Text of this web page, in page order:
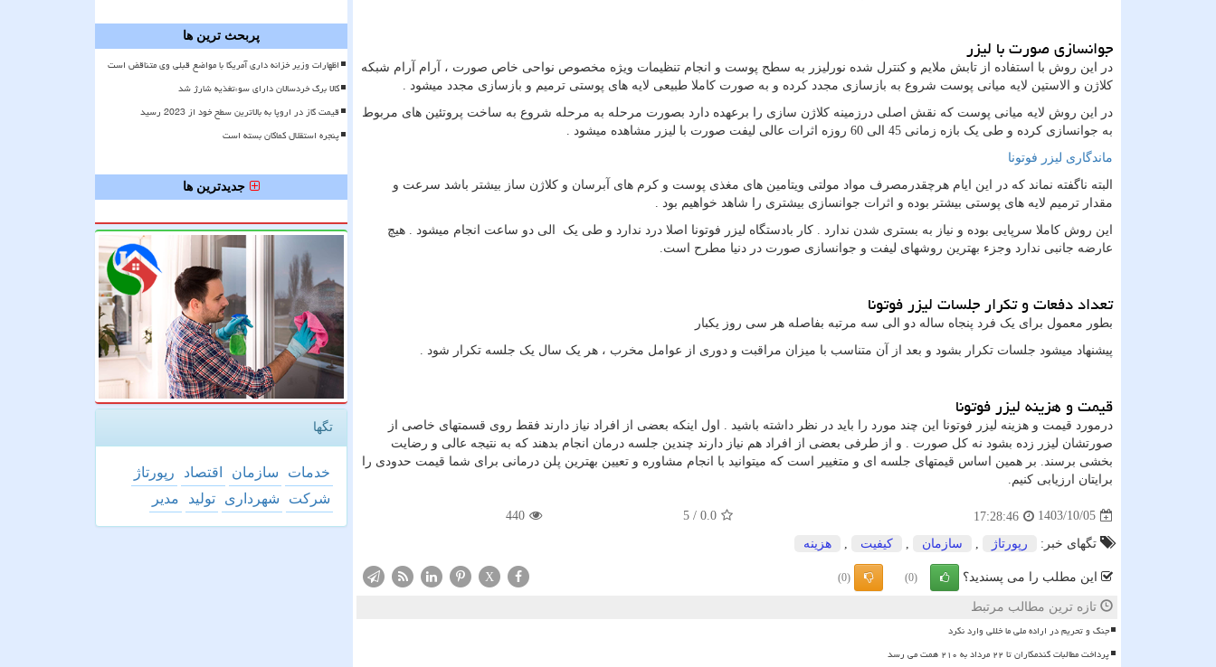
جوانسازی صورت با لیزر
در این روش با استفاده از تابش ملایم و کنترل شده نورلیزر به سطح پوست و انجام تنظیمات ویژه مخصوص نواحی خاص صورت ، آرام آرام شبکه
کلاژن و الاستین لایه میانی پوست شروع به بازسازی مجدد کرده و به صورت کاملا طبیعی لایه های پوستی ترمیم و بازسازی مجدد میشود .
در این روش لایه میانی پوست که نقش اصلی درزمینه کلاژن سازی را برعهده دارد بصورت مرحله به مرحله شروع به ساخت پروتئین های مربوط
به جوانسازی کرده و طی یک بازه زمانی 45 الی 60 روزه اثرات عالی لیفت صورت با لیزر مشاهده میشود .
ماندگاری لیزر فوتونا
البته ناگفته نماند که در این ایام هرچقدرمصرف مواد مولتی ویتامین های مغذی پوست و کرم های آبرسان و کلاژن ساز بیشتر باشد سرعت و
مقدار ترمیم لایه های پوستی بیشتر بوده و اثرات جوانسازی بیشتری را شاهد خواهیم بود .
این روش کاملا سرپایی بوده و نیاز به بستری شدن ندارد . کار بادستگاه لیزر فوتونا اصلا درد ندارد و طی یک الی دو ساعت انجام میشود . هیچ
عارضه جانبی ندارد وجزء بهترین روشهای لیفت و جوانسازی صورت در دنیا مطرح است.
تعداد دفعات و تکرار جلسات لیزر فوتونا
بطور معمول برای یک فرد پنجاه ساله دو الی سه مرتبه بفاصله هر سی روز یکبار
پیشنهاد میشود جلسات تکرار بشود و بعد از آن متناسب با میزان مراقبت و دوری از عوامل مخرب ، هر یک سال یک جلسه تکرار شود .
قیمت و هزینه لیزر فوتونا
درمورد قیمت و هزینه لیزر فوتونا این چند مورد را باید در نظر داشته باشید . اول اینکه بعضی از افراد نیاز دارند فقط روی قسمتهای خاصی از
صورتشان لیزر زده بشود نه کل صورت . و از طرفی بعضی از افراد هم نیاز دارند چندین جلسه درمان انجام بدهند که به نتیجه عالی و رضایت
بخشی برسند. بر همین اساس قیمتهای جلسه ای و متغییر است که میتوانید با انجام مشاوره و تعیین بهترین پلن درمانی برای شما قیمت حدودی را
برایتان ارزیابی کنیم.
1403/10/05
17:28:46
0.0
/
5
440
تگهای خبر: رپورتاژ سازمان كیفیت هزینه
این مطلب را می پسندید؟ (0)
(0)
X
تازه ترین مطالب مرتبط
جنگ و تحریم در اراده ملی ما خللی وارد نکرد
پرداخت مطالبات گندمکاران تا ۲۲ مرداد به ۲۱۰ همت می رسد
پربحث ترین ها
اظهارات وزیر خزانه داری آمریکا با مواضع قبلی وی متناقض است
کالا برگ خردسالان دارای سوءتغذیه شارژ شد
قیمت گاز در اروپا به بالاترین سطح خود از 2023 رسید
پنجره استقلال کماکان بسته است
جدیدترین ها
تگها
خدمات سازمان اقتصاد
رپورتاژ
شركت
شهرداری تولید مدیر